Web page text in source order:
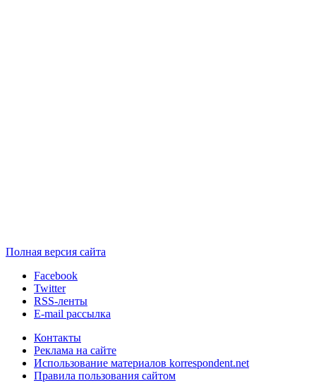
Полная версия сайта
Facebook
Twitter
RSS-ленты
E-mail рассылка
Контакты
Реклама на сайте
Использование материалов korrespondent.net
Правила пользования сайтом